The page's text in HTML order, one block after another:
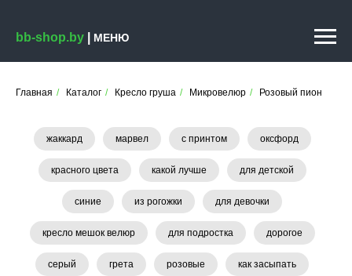
bb-shop.by МЕНЮ
Главная / Каталог / Кресло груша / Микровелюр / Розовый пион
жаккард марвел с принтом оксфорд
красного цвета какой лучше для детской
синие из рогожки для девочки
кресло мешок велюр для подростка дорогое
серый грета розовые как засыпать